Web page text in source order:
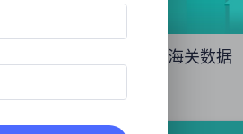
外贸获客秘籍：如何用海关数据